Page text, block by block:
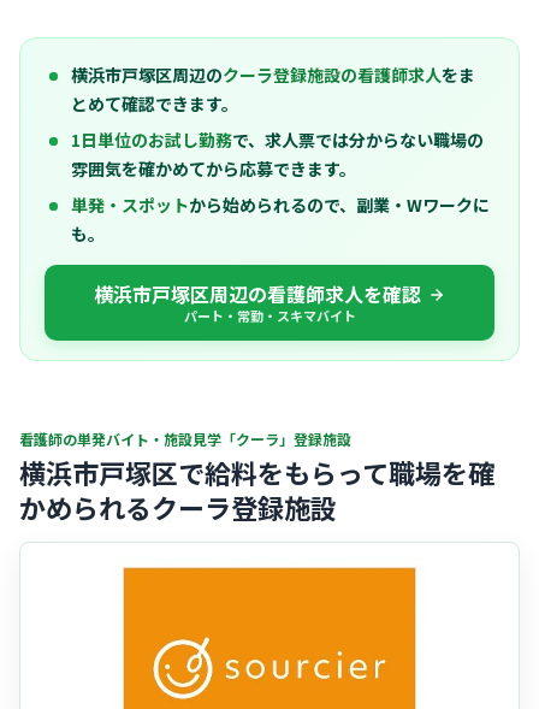
横浜市戸塚区周辺のクーラ登録施設の看護師求人をま
とめて確認できます。
1日単位のお試し勤務で、求人票では分からない職場の
雰囲気を確かめてから応募できます。
単発・スポットから始められるので、副業・Wワークに
も。
横浜市戸塚区周辺の看護師求人を確認
パート・常勤・スキマバイト
看護師の単発バイト・施設見学「クーラ」登録施設
横浜市戸塚区で給料をもらって職場を確
かめられるクーラ登録施設